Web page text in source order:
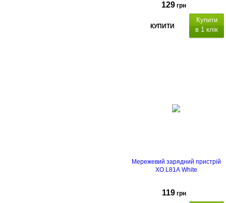
129 грн
КУПИТИ
Купити
в 1 клік
Мережевий зарядний пристрій
XO L81A White
119 грн